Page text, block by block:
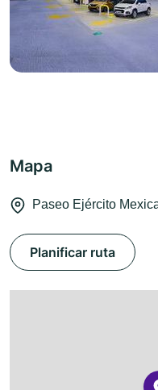
Mapa
Paseo Ejército
Planificar ruta